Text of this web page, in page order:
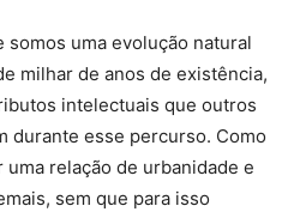
somos uma evolução natural
milhar de anos de existência,
intelectuais que outros
durante esse percurso. Como
relação de urbanidade e
sem que para isso